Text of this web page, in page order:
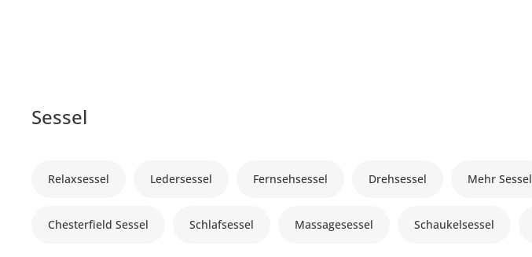
Sessel
Relaxsessel Ledersessel Fernsehsessel Drehsessel Mehr Sessel
Chesterfield Sessel Schlafsessel Massagesessel Schaukelsessel